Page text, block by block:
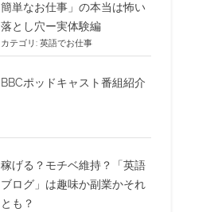
簡単なお仕事」の本当は怖い
落とし穴ー実体験編
カテゴリ: 英語でお仕事
BBCポッドキャスト番組紹介
稼げる？モチベ維持？「英語
ブログ」は趣味か副業かそれ
とも？